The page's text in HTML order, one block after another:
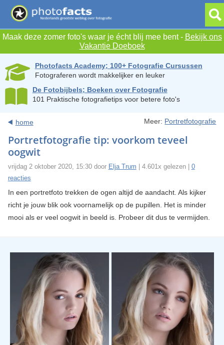
Maak deze zomer foto's waar je écht blij mee bent - Bekijk ons
Vakantie Doeboek
Photofacts Academy; 100+ Fotografie Cursussen
Fotograferen wordt makkelijker en leuker
De Fotobijbels; Boeken over Fotografie
101 Praktische fotografietips voor betere foto's
home Meer: Portretfotografie
Portretfotografie tip: voorkom teveel
oogwit
vrijdag 2 oktober 2020, 15:30 door Elja Trum | 4.601x gelezen | 0
reacties
In een portretfoto trekken de ogen altijd de aandacht. Als kijker
richt je jouw blik ook voornamelijk op de pupillen. Het is minder
mooi als er veel oogwit in beeld is. Probeer dit dus te vermijden.